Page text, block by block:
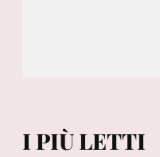
I PIÙ LETTI